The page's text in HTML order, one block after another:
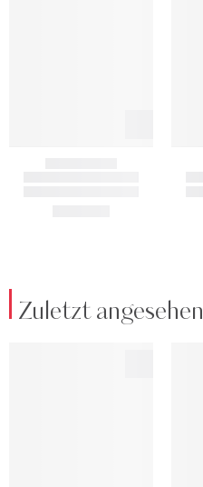
Zuletzt angesehen